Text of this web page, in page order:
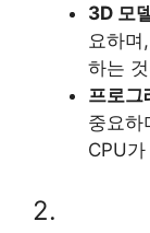
3D 모
요하며
하는
프로그
중요하
CPU
2.